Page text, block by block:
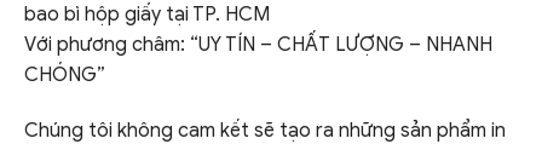
bao bì hộp giấy tại TP. HCM
Với phương châm: “UY TÍN – CHẤT LƯỢNG – NHANH
CHÓNG”
Chúng tôi không cam kết sẽ tạo ra những sản phẩm in